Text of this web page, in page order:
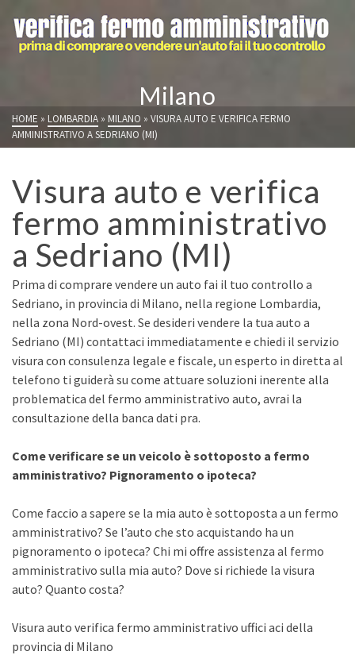
Milano
HOME » LOMBARDIA » MILANO » VISURA AUTO E VERIFICA FERMO
AMMINISTRATIVO A SEDRIANO (MI)
Visura auto e verifica
fermo amministrativo
a Sedriano (MI)
Prima di comprare vendere un auto fai il tuo controllo a
Sedriano, in provincia di Milano, nella regione Lombardia,
nella zona Nord-ovest. Se desideri vendere la tua auto a
Sedriano (MI) contattaci immediatamente e chiedi il servizio
visura con consulenza legale e fiscale, un esperto in diretta al
telefono ti guiderà su come attuare soluzioni inerente alla
problematica del fermo amministrativo auto, avrai la
consultazione della banca dati pra.
Come verificare se un veicolo è sottoposto a fermo
amministrativo? Pignoramento o ipoteca?
Come faccio a sapere se la mia auto è sottoposta a un fermo
amministrativo? Se l’auto che sto acquistando ha un
pignoramento o ipoteca? Chi mi offre assistenza al fermo
amministrativo sulla mia auto? Dove si richiede la visura
auto? Quanto costa?
Visura auto verifica fermo amministrativo uffici aci della
provincia di Milano